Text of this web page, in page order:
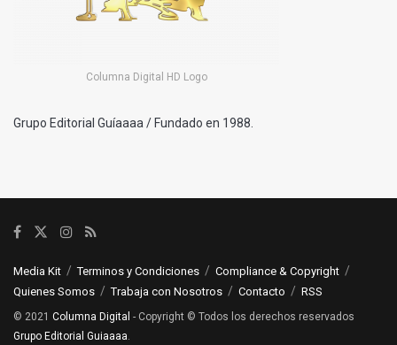
Columna Digital HD Logo
Grupo Editorial Guíaaaa / Fundado en 1988.
Media Kit Terminos y Condiciones
Compliance & Copyright
Quienes Somos
Trabaja con Nosotros Contacto RSS
© 2021 Columna Digital - Copyright © Todos los derechos reservados
Grupo Editorial Guiaaaa.